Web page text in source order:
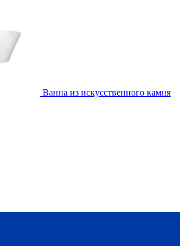
Ванна из искусственного камня